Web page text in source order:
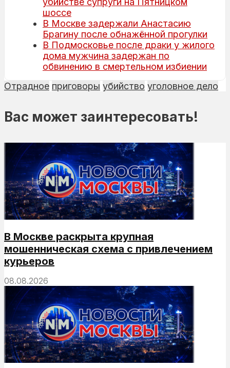
шоссе
В Москве задержали Анастасию
Брагину после обнажённой прогулки
В Подмосковье после драки у жилого
дома мужчина задержан по
обвинению в смертельном избиении
Отрадное приговоры убийство уголовное дело
Вас может заинтересовать!
В Москве раскрыта крупная
мошенническая схема с привлечением
курьеров
08.08.2026